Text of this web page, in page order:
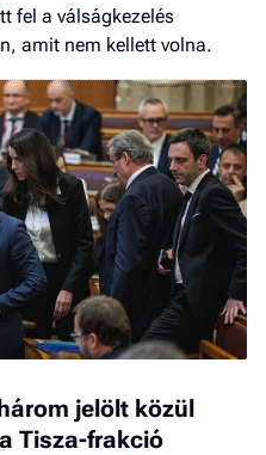
fel a válságkezelés
amit nem kellett volna.
jelölt közül
Tisza-frakció